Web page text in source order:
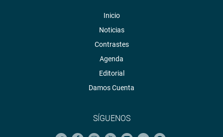
Inicio
Noticias
Contrastes
Agenda
Editorial
Damos Cuenta
SÍGUENOS